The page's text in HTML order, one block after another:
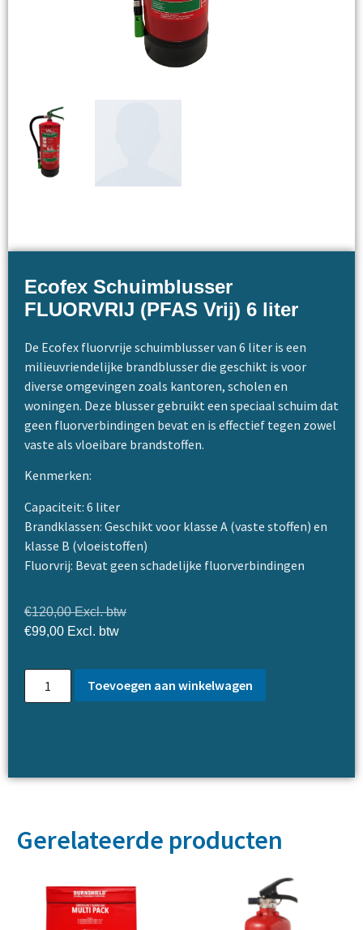
Ecofex Schuimblusser
FLUORVRIJ (PFAS Vrij) 6 liter
De Ecofex fluorvrije schuimblusser van 6 liter is een
milieuvriendelijke brandblusser die geschikt is voor
diverse omgevingen zoals kantoren, scholen en
woningen. Deze blusser gebruikt een speciaal schuim dat
geen fluorverbindingen bevat en is effectief tegen zowel
vaste als vloeibare brandstoffen.
Kenmerken:
Capaciteit: 6 liter
Brandklassen: Geschikt voor klasse A (vaste stoffen) en
klasse B (vloeistoffen)
Fluorvrij: Bevat geen schadelijke fluorverbindingen
€120,00Excl. btw
€99,00 Excl. btw
Toevoegen aan winkelwagen
Gerelateerde producten